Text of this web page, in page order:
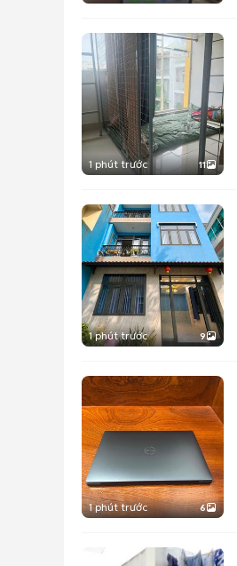
1 phút trước 11
1 phút trước 9
1 phút trước 6